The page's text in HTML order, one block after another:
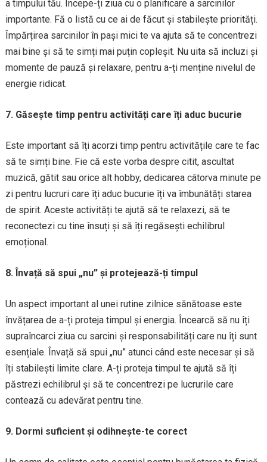
a timpului tău. Începe-ți ziua cu o planificare a sarcinilor
importante. Fă o listă cu ce ai de făcut și stabilește priorități.
Împărțirea sarcinilor în pași mici te va ajuta să te concentrezi
mai bine și să te simți mai puțin copleșit. Nu uita să incluzi și
momente de pauză și relaxare, pentru a-ți menține nivelul de
energie ridicat.
7. Găsește timp pentru activități care îți aduc bucurie
Este important să îți acorzi timp pentru activitățile care te fac
să te simți bine. Fie că este vorba despre citit, ascultat
muzică, gătit sau orice alt hobby, dedicarea câtorva minute pe
zi pentru lucruri care îți aduc bucurie îți va îmbunătăți starea
de spirit. Aceste activități te ajută să te relaxezi, să te
reconectezi cu tine însuți și să îți regăsești echilibrul
emoțional.
8. Învață să spui „nu” și protejează-ți timpul
Un aspect important al unei rutine zilnice sănătoase este
învățarea de a-ți proteja timpul și energia. Încearcă să nu îți
supraîncarci ziua cu sarcini și responsabilități care nu îți sunt
esențiale. Învață să spui „nu” atunci când este necesar și să
îți stabilești limite clare. A-ți proteja timpul te ajută să îți
păstrezi echilibrul și să te concentrezi pe lucrurile care
contează cu adevărat pentru tine.
9. Dormi suficient și odihnește-te corect